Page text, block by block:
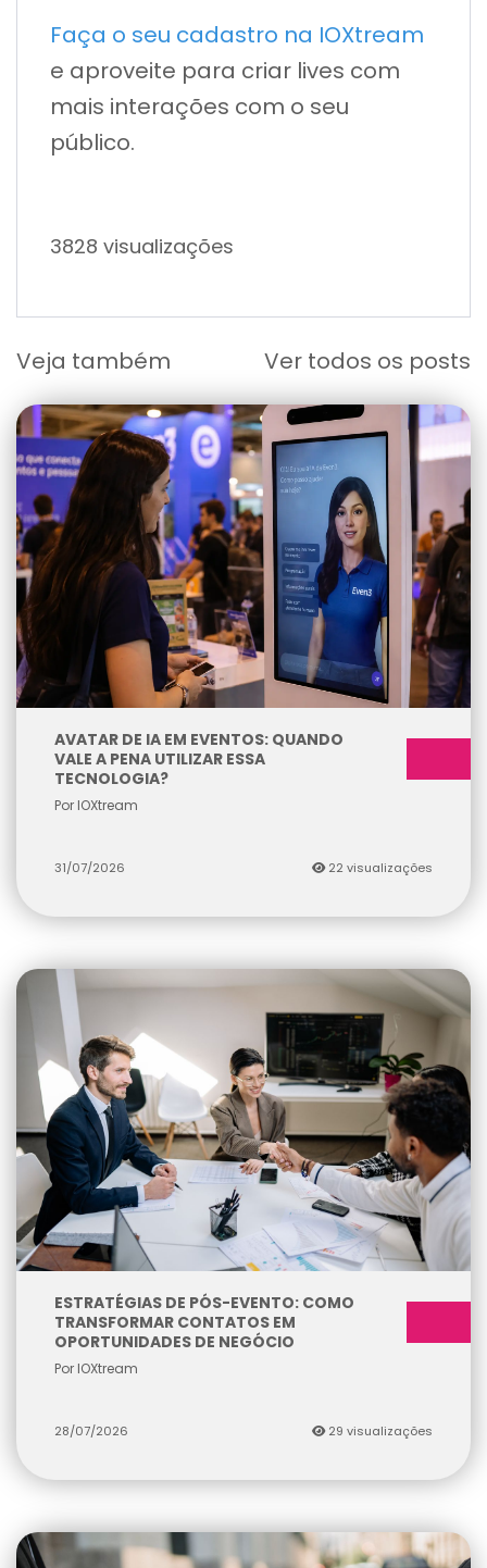
Faça o seu cadastro na IOXtream
e aproveite para criar lives com
mais interações com o seu
público.
3828 visualizações
Veja também Ver todos os posts
AVATAR DE IA EM EVENTOS: QUANDO
VALE A PENA UTILIZAR ESSA
TECNOLOGIA?
Por IOXtream
31/07/2026 22 visualizações
ESTRATÉGIAS DE PÓS-EVENTO: COMO
TRANSFORMAR CONTATOS EM
OPORTUNIDADES DE NEGÓCIO
Por IOXtream
28/07/2026 29 visualizações